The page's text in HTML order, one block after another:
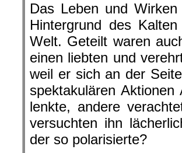
Das Leben und
Hintergrund des
Welt. Geteilt waren
einen liebten und
weil er sich an der
spektakulären
lenkte, andere
versuchten ihn
der so polarisierte?